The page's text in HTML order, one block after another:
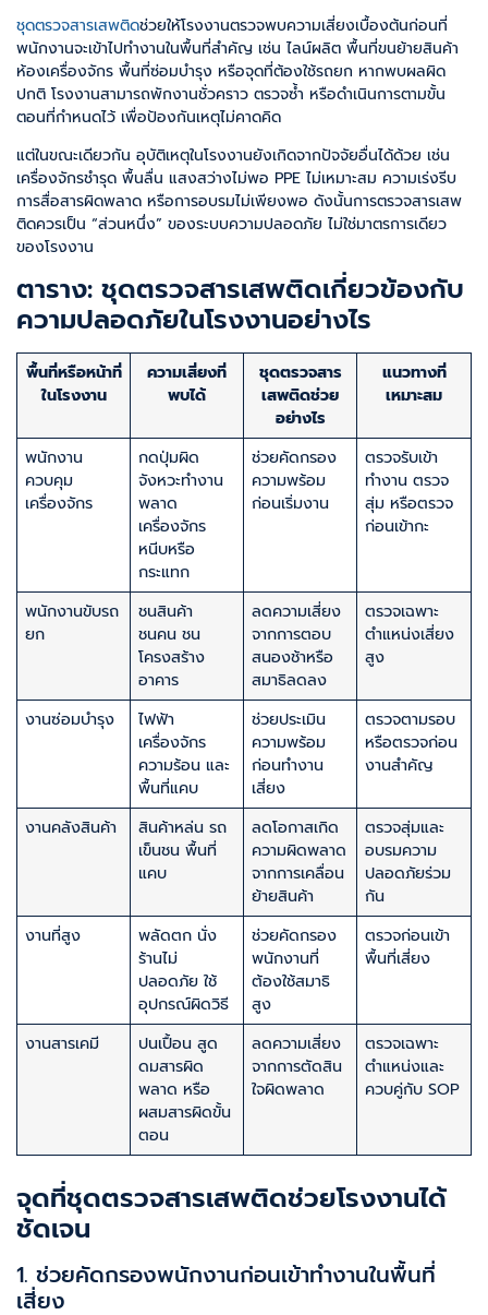
ชุดตรวจสารเสพติดช่วยให้โรงงานตรวจพบความเสี่ยงเบื้องต้นก่อนที่
พนักงานจะเข้าไปทำงานในพื้นที่สำคัญ เช่น ไลน์ผลิต พื้นที่ขนย้ายสินค้า
ห้องเครื่องจักร พื้นที่ซ่อมบำรุง หรือจุดที่ต้องใช้รถยก หากพบผลผิด
ปกติ โรงงานสามารถพักงานชั่วคราว ตรวจซ้ำ หรือดำเนินการตามขั้น
ตอนที่กำหนดไว้ เพื่อป้องกันเหตุไม่คาดคิด
แต่ในขณะเดียวกัน อุบัติเหตุในโรงงานยังเกิดจากปัจจัยอื่นได้ด้วย เช่น
เครื่องจักรชำรุด พื้นลื่น แสงสว่างไม่พอ PPE ไม่เหมาะสม ความเร่งรีบ
การสื่อสารผิดพลาด หรือการอบรมไม่เพียงพอ ดังนั้นการตรวจสารเสพ
ติดควรเป็น “ส่วนหนึ่ง” ของระบบความปลอดภัย ไม่ใช่มาตรการเดียว
ของโรงงาน
ตาราง: ชุดตรวจสารเสพติดเกี่ยวข้องกับ
ความปลอดภัยในโรงงานอย่างไร
พื้นที่หรือหน้าที่
ในโรงงาน
ความเสี่ยงที่
พบได้
ชุดตรวจสาร
เสพติดช่วย
อย่างไร
แนวทางที่
เหมาะสม
พนักงาน
ควบคุม
เครื่องจักร
กดปุ่มผิด
จังหวะทำงาน
พลาด
เครื่องจักร
หนีบหรือ
กระแทก
ช่วยคัดกรอง
ความพร้อม
ก่อนเริ่มงาน
ตรวจรับเข้า
ทำงาน ตรวจ
สุ่ม หรือตรวจ
ก่อนเข้ากะ
พนักงานขับรถ
ยก
ชนสินค้า
ชนคน ชน
โครงสร้าง
อาคาร
ลดความเสี่ยง
จากการตอบ
สนองช้าหรือ
สมาธิลดลง
ตรวจเฉพาะ
ตำแหน่งเสี่ยง
สูง
งานซ่อมบำรุง
ไฟฟ้า
เครื่องจักร
ความร้อน และ
พื้นที่แคบ
ช่วยประเมิน
ความพร้อม
ก่อนทำงาน
เสี่ยง
ตรวจตามรอบ
หรือตรวจก่อน
งานสำคัญ
งานคลังสินค้า
สินค้าหล่น รถ
เข็นชน พื้นที่
แคบ
ลดโอกาสเกิด
ความผิดพลาด
จากการเคลื่อน
ย้ายสินค้า
ตรวจสุ่มและ
อบรมความ
ปลอดภัยร่วม
กัน
งานที่สูง
พลัดตก นั่ง
ร้านไม่
ปลอดภัย ใช้
อุปกรณ์ผิดวิธี
ช่วยคัดกรอง
พนักงานที่
ต้องใช้สมาธิ
สูง
ตรวจก่อนเข้า
พื้นที่เสี่ยง
งานสารเคมี
ปนเปื้อน สูด
ดมสารผิด
พลาด หรือ
ผสมสารผิดขั้น
ตอน
ลดความเสี่ยง
จากการตัดสิน
ใจผิดพลาด
ตรวจเฉพาะ
ตำแหน่งและ
ควบคู่กับ SOP
จุดที่ชุดตรวจสารเสพติดช่วยโรงงานได้
ชัดเจน
1. ช่วยคัดกรองพนักงานก่อนเข้าทำงานในพื้นที่
เสี่ยง